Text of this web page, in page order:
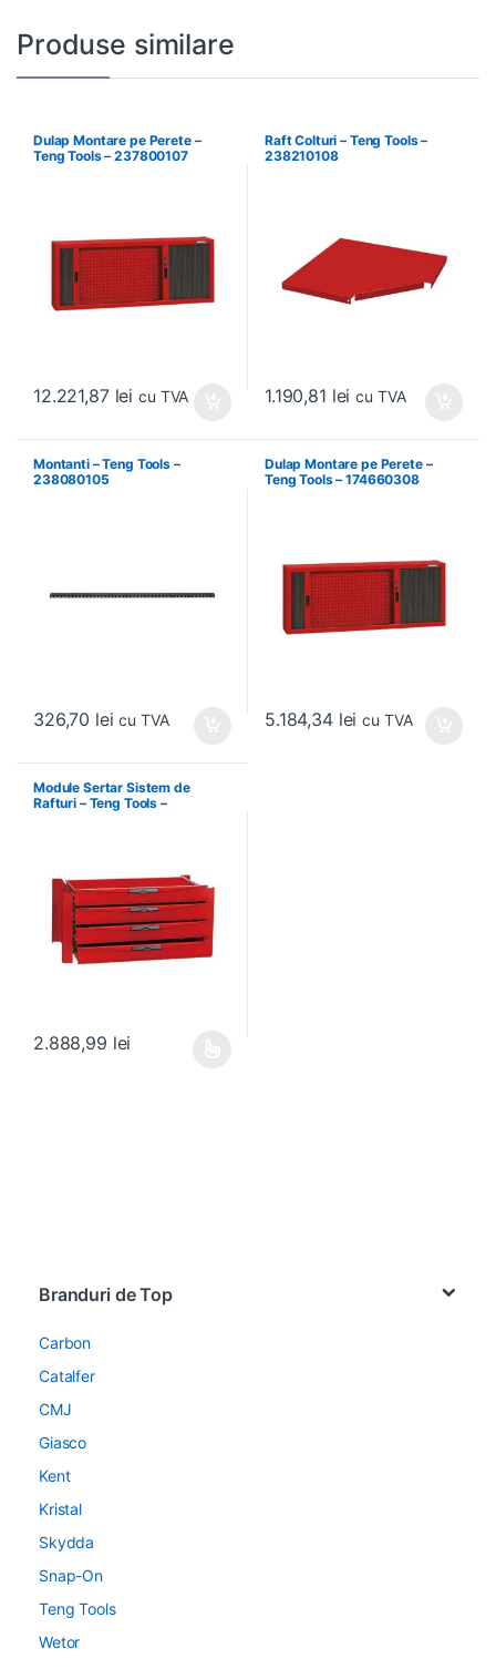
Produse similare
Dulap Montare pe Perete –
Teng Tools – 237800107
12.221,87 lei cu TVA
Raft Colturi – Teng Tools –
238210108
1.190,81 lei cu TVA
Montanti – Teng Tools –
238080105
326,70 lei cu TVA
Dulap Montare pe Perete –
Teng Tools – 174660308
5.184,34 lei cu TVA
Module Sertar Sistem de
Rafturi – Teng Tools –
2.888,99 lei
Branduri de Top
Carbon
Catalfer
CMJ
Giasco
Kent
Kristal
Skydda
Snap-On
Teng Tools
Wetor